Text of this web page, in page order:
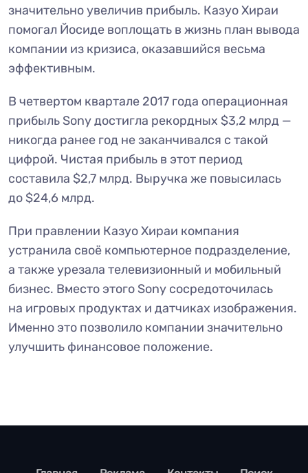
значительно увеличив прибыль. Казуо Хираи
помогал Йосиде воплощать в жизнь план вывода
компании из кризиса, оказавшийся весьма
эффективным.
В четвертом квартале 2017 года операционная
прибыль Sony достигла рекордных $3,2 млрд —
никогда ранее год не заканчивался с такой
цифрой. Чистая прибыль в этот период
составила $2,7 млрд. Выручка же повысилась
до $24,6 млрд.
При правлении Казуо Хираи компания
устранила своё компьютерное подразделение,
а также урезала телевизионный и мобильный
бизнес. Вместо этого Sony сосредоточилась
на игровых продуктах и датчиках изображения.
Именно это позволило компании значительно
улучшить финансовое положение.